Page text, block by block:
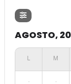
AGOSTO,
- -